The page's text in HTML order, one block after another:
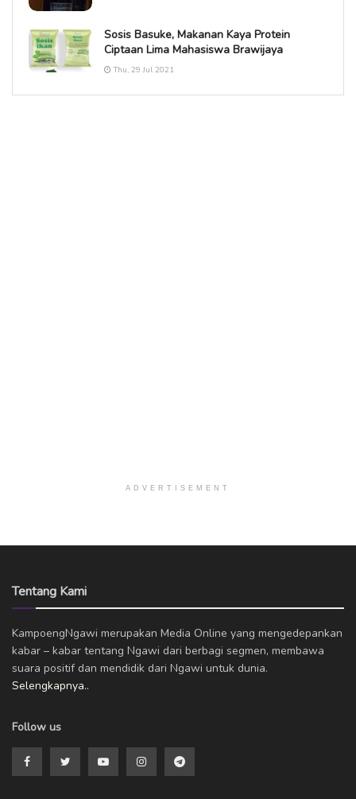
Sosis Basuke, Makanan Kaya Protein
Ciptaan Lima Mahasiswa Brawijaya
Thu, 29 Jul 2021
ADVERTISEMENT
Tentang Kami
KampoengNgawi merupakan Media Online yang mengedepankan
kabar – kabar tentang Ngawi dari berbagi segmen, membawa
suara positif dan mendidik dari Ngawi untuk dunia.
Selengkapnya..
Follow us